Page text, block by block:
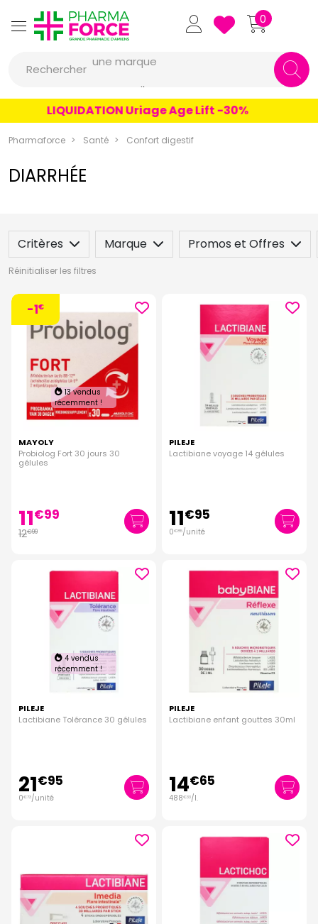
Pharmaforce Grande Pharmacie
0
Rechercher
une marque
un conseil
un produit
une marque
LIQUIDATION Uriage Age Lift -30%
Pharmaforce Santé Confort digestif
DIARRHÉE
Critères Marque Promos et Offres
Réinitialiser les filtres
-1€
13 vendus
récemment !
MAYOLY
Probiolog Fort 30 jours 30
gélules
11€99
12€99
PILEJE
Lactibiane voyage 14 gélules
11€95
0€85/unité
4 vendus
récemment !
PILEJE
Lactibiane Tolérance 30 gélules
21€95
0€73/unité
PILEJE
Lactibiane enfant gouttes 30ml
14€65
488€33/l.